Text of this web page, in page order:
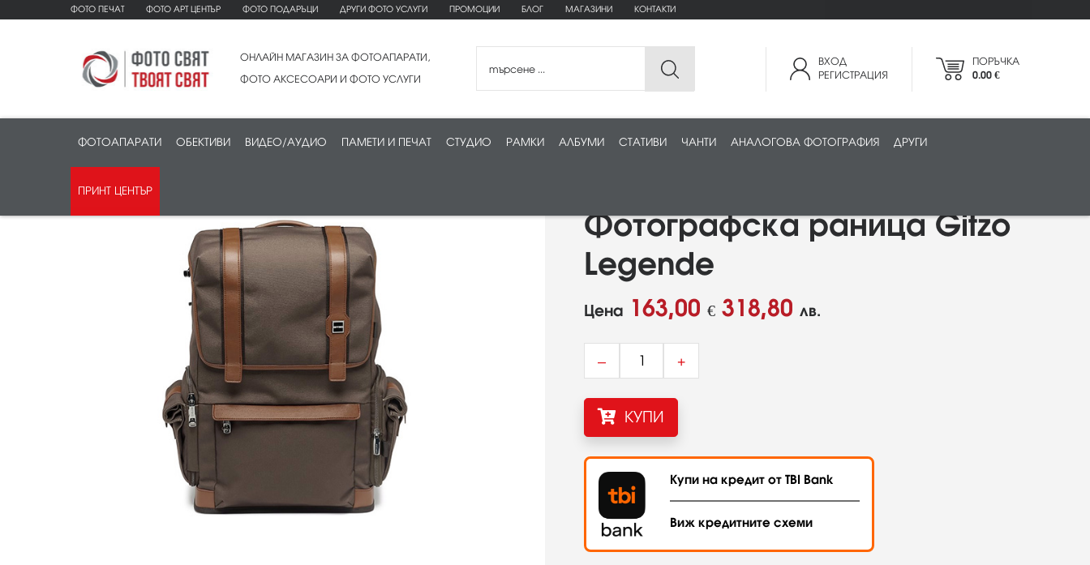
ФОТО ПЕЧАТ ФОТО АРТ ЦЕНТЪР ФОТО ПОДАРЪЦИ ДРУГИ ФОТО УСЛУГИ ПРОМОЦИИ БЛОГ МАГАЗИНИ КОНТАКТИ
ОНЛАЙН МАГАЗИН ЗА ФОТОАПАРАТИ,
ФОТО АКСЕСОАРИ И ФОТО УСЛУГИ
ВХОД
РЕГИСТРАЦИЯ
ПОРЪЧКА
0.00 €
ФОТОАПАРАТИ ОБЕКТИВИ ВИДЕО/АУДИО ПАМЕТИ И ПЕЧАТ СТУДИО РАМКИ АЛБУМИ СТАТИВИ ЧАНТИ АНАЛОГОВА ФОТОГРАФИЯ ДРУГИ
ПРИНТ ЦЕНТЪР
Фотографска раница Gitzo
Legende
Цена 163,00 € 318,80 лв.
– +
КУПИ
Купи на кредит от TBI Bank
Виж кредитните схеми